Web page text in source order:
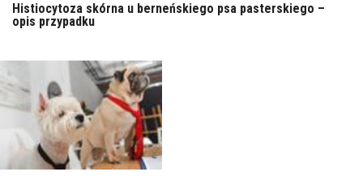
Histiocytoza skórna u berneńskiego psa pasterskiego –
opis przypadku